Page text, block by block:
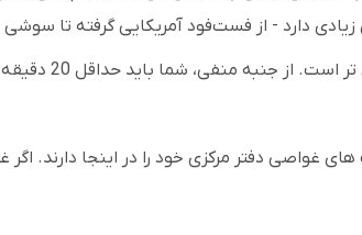
دارد - از فست‌فود آمریکایی گرفته تا
حداقل 20 دقیقه رانندگی کنید تا به ساحل برسید.
غواصی دفتر مرکزی خود را در اینجا دارند.